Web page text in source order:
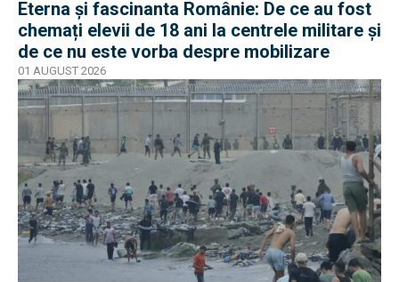
Eterna și fascinanta Românie: De ce au fost
chemați elevii de 18 ani la centrele militare și
de ce nu este vorba despre mobilizare
01 AUGUST 2026